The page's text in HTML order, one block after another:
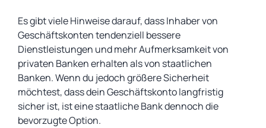
Es gibt viele Hinweise darauf, dass Inhaber von
Geschäftskonten tendenziell bessere
Dienstleistungen und mehr Aufmerksamkeit von
privaten Banken erhalten als von staatlichen
Banken. Wenn du jedoch größere Sicherheit
möchtest, dass dein Geschäftskonto langfristig
sicher ist, ist eine staatliche Bank dennoch die
bevorzugte Option.